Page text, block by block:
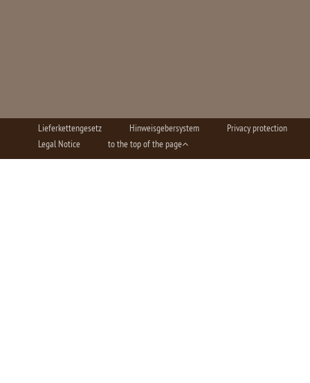
Lieferkettengesetz Hinweisgebersystem
Privacy protection
Legal Notice
to the top of the page